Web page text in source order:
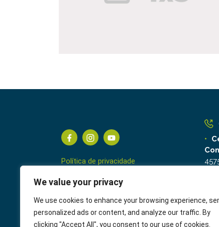
We value your privacy
We use cookies to enhance your browsing experience,
personalized ads or content, and analyze our traffic. By
clicking "Accept All", you consent to our use of cookies.
Política de privacidade
Termos de Uso